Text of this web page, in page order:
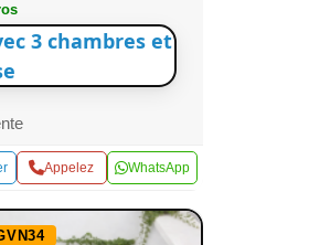
3 chambres et
Appelez WhatsApp